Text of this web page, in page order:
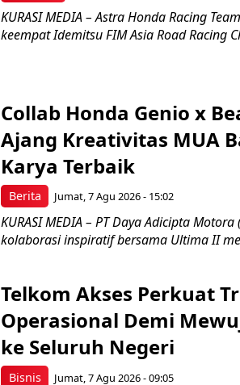
KURASI MEDIA – Astra Honda Racing
keempat Idemitsu FIM Asia Road Racing
Berita
Collab Honda Genio x
Ajang Kreativitas MUA
Karya Terbaik
Jumat, 7 Agu 2026 - 15:02
KURASI MEDIA – PT Daya Adicipta
kolaborasi inspiratif bersama Ultima II
Bisnis
Telkom Akses Perkuat
Operasional Demi
ke Seluruh Negeri
Jumat, 7 Agu 2026 - 09:05